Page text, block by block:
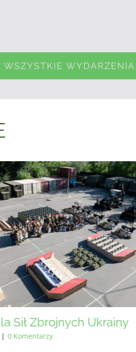
WSZYSTKIE WYDARZENIA
Sił Zbrojnych Ukrainy —
pralno-prysznicowe